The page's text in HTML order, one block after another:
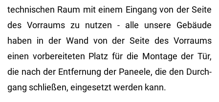
tech­ni­schen Raum mit einem Ein­gang von der Seite
des Vor­raums zu nut­zen - alle un­se­re Ge­bäu­de
haben in der Wand von der Seite des Vor­raums
einen vor­be­rei­te­ten Platz für die Mon­ta­ge der Tür,
die nach der Ent­fer­nung der Pa­nee­le, die den Durch­
gang schlie­ßen, ein­ge­setzt wer­den kann.